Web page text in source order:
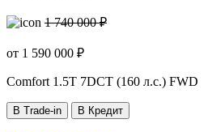
1 740 000 ₽
от 1 590 000 ₽
Comfort 1.5T 7DCT (160 л.с.) FWD
В Trade-in В Кредит